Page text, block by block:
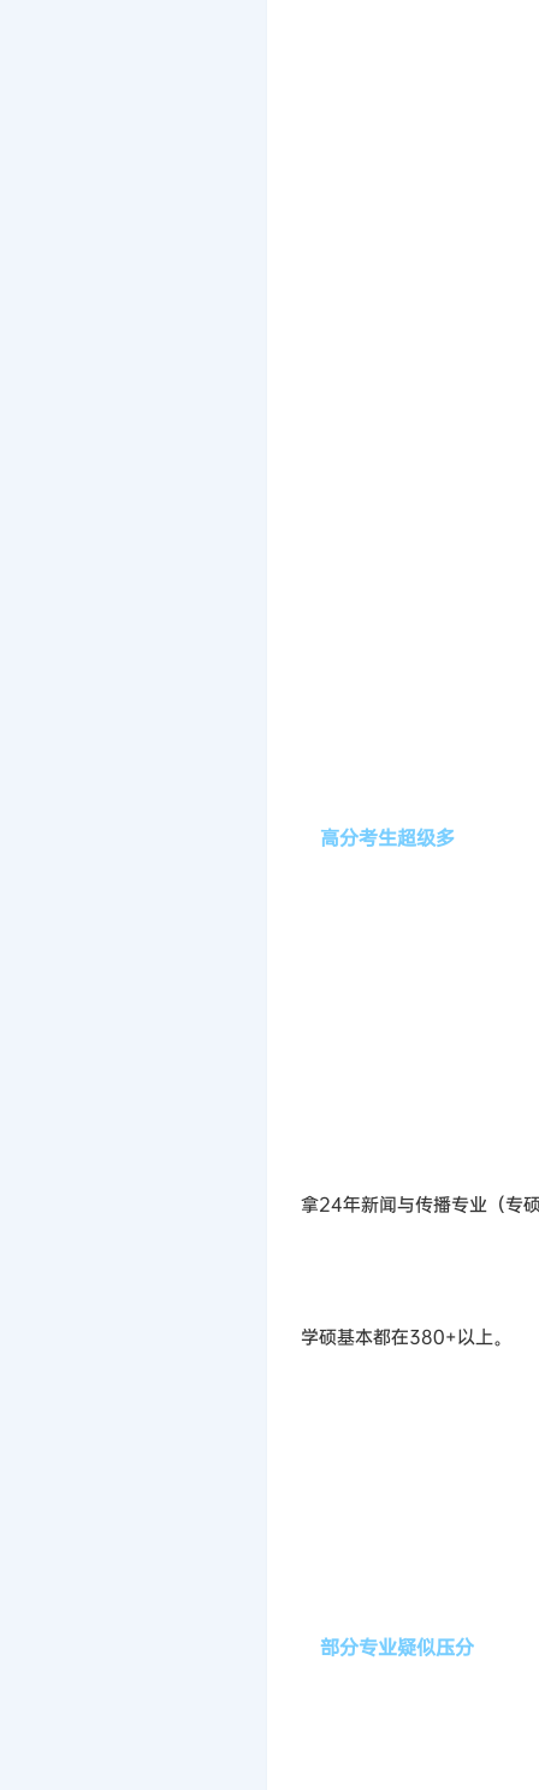
高分考生超级多
拿24年新闻与传播专业（专
学硕基本都在380+以上。
部分专业疑似压分